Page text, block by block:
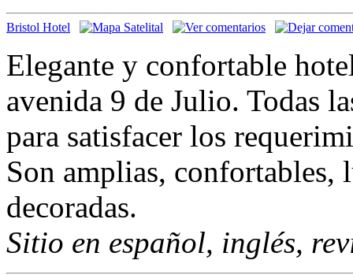
Bristol Hotel
Elegante y confortable
avenida 9 de Julio. Todas
para satisfacer los
Son amplias, confortables,
decoradas.
Sitio en español, inglés,